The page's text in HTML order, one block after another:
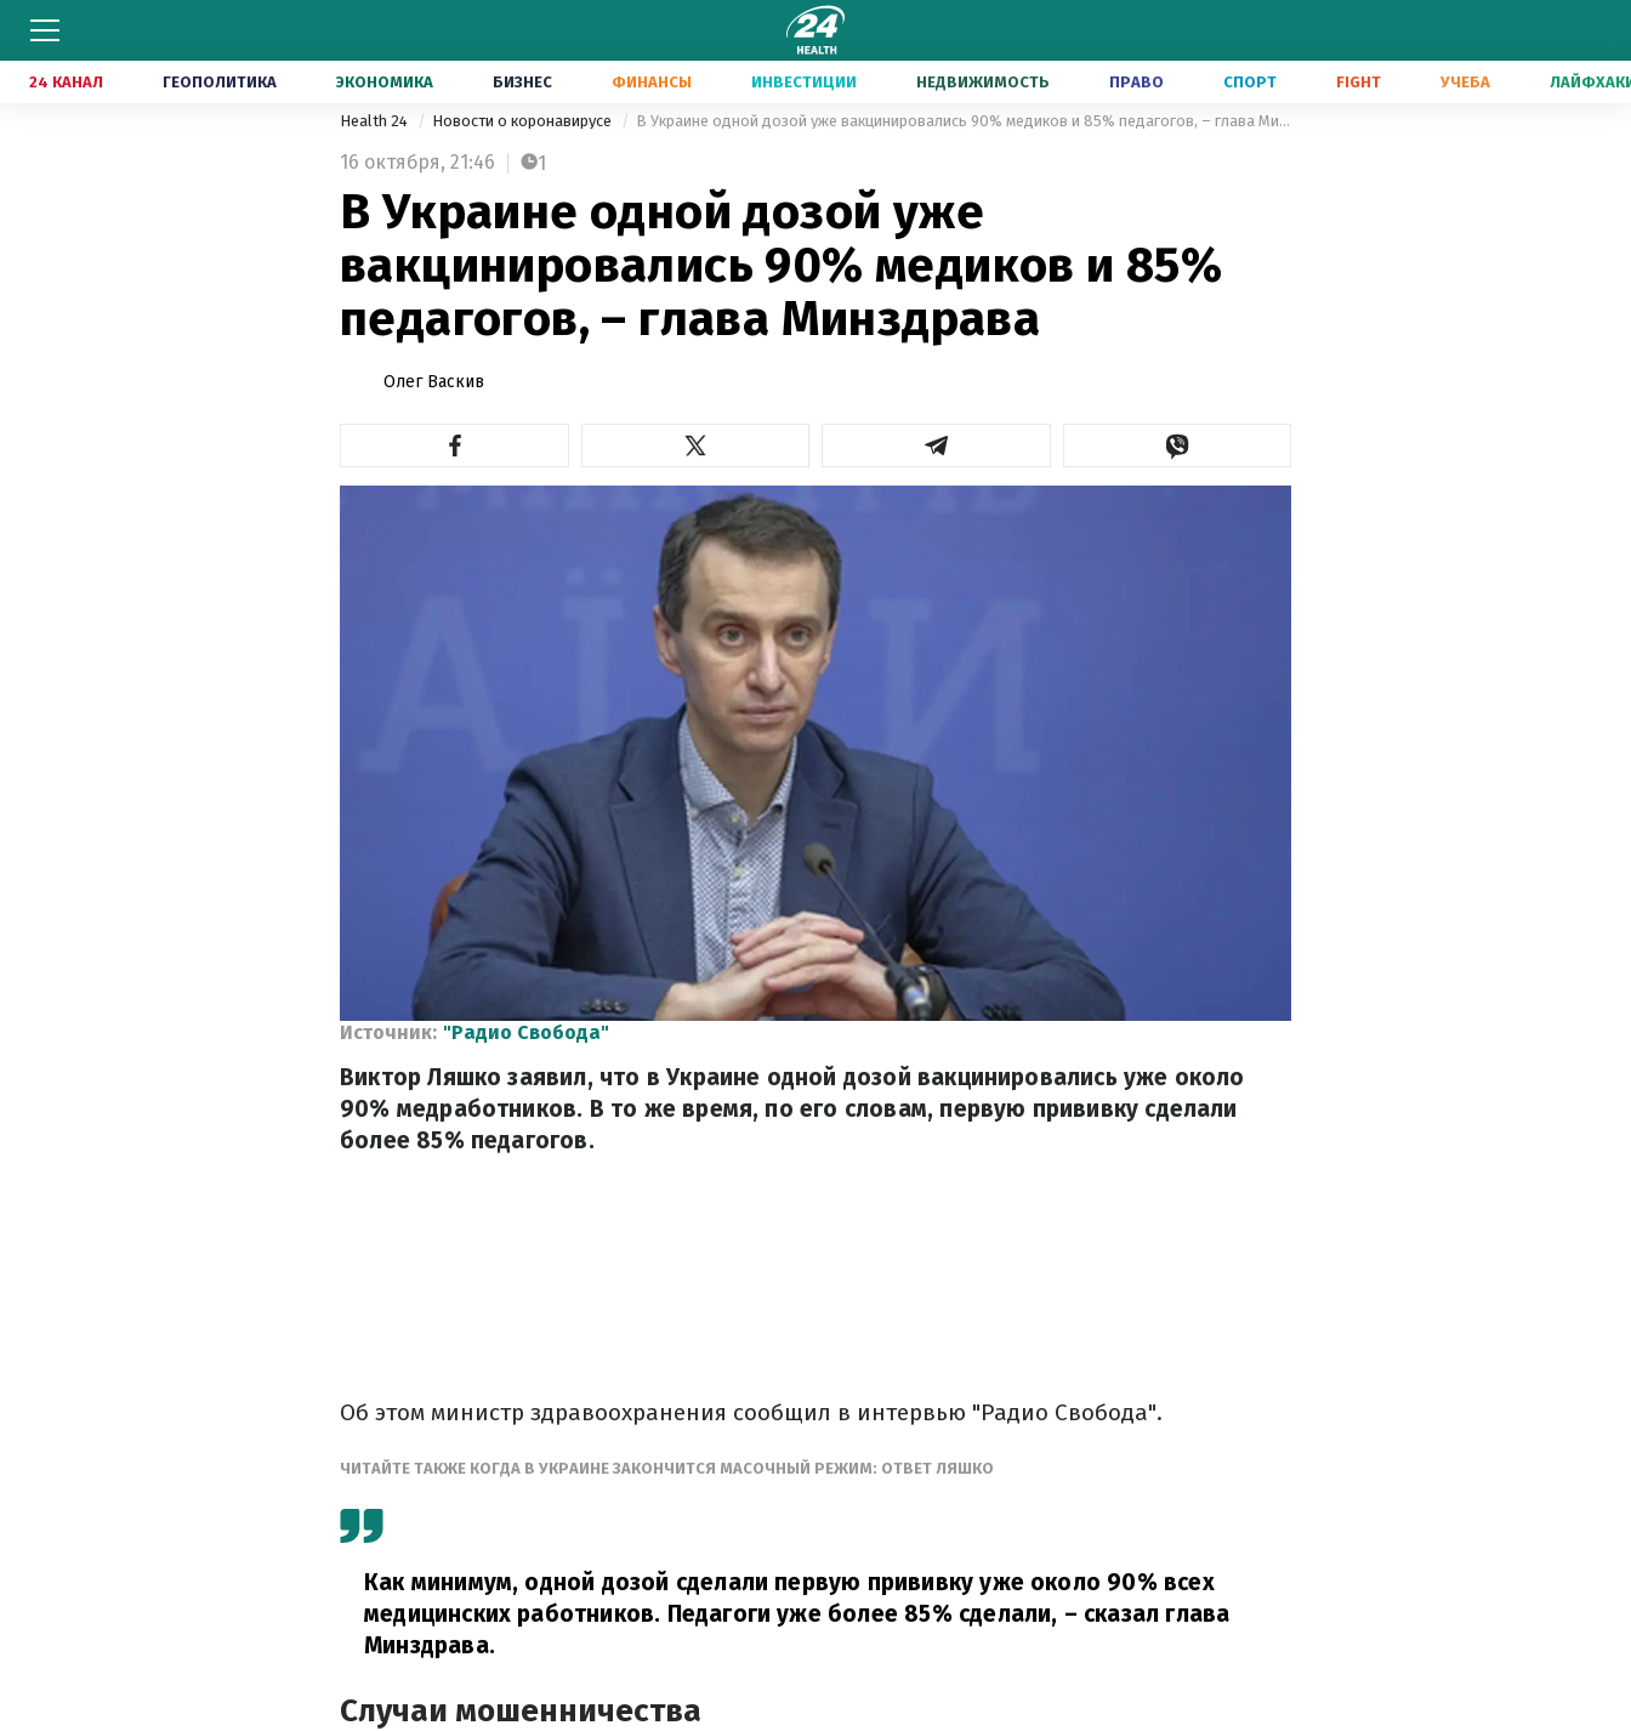
24 КАНАЛ ГЕОПОЛИТИКА ЭКОНОМИКА БИЗНЕС ФИНАНСЫ ИНВЕСТИЦИИ НЕДВИЖИМОСТЬ ПРАВО СПОРТ FIGHT УЧЕБА
Health 24 Новости о коронавирусе В Украине одной дозой уже вакцинировались 90% медиков и 85% педагогов, – глава Минздрава
16 октября, 21:46 1
В Украине одной дозой уже
вакцинировались 90% медиков и 85%
педагогов, – глава Минздрава
Олег Васкив
Источник: "Радио Свобода"
Виктор Ляшко заявил, что в Украине одной дозой вакцинировались уже около
90% медработников. В то же время, по его словам, первую прививку сделали
более 85% педагогов.
Об этом министр здравоохранения сообщил в интервью "Радио Свобода".
ЧИТАЙТЕ ТАКЖЕ КОГДА В УКРАИНЕ ЗАКОНЧИТСЯ МАСОЧНЫЙ РЕЖИМ: ОТВЕТ ЛЯШКО
Как минимум, одной дозой сделали первую прививку уже около 90% всех
медицинских работников. Педагоги уже более 85% сделали, – сказал глава
Минздрава.
Случаи мошенничества